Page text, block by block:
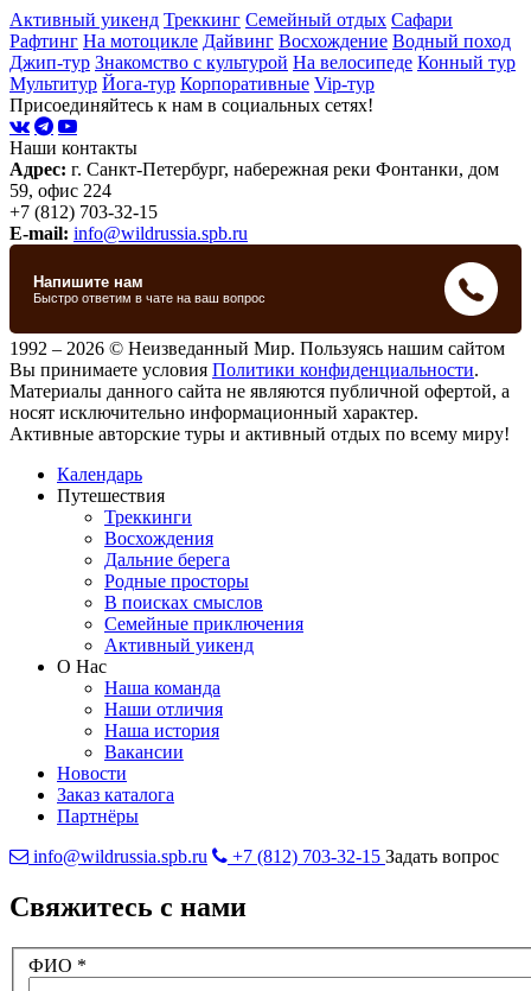
Активный уикенд Треккинг Семейный отдых Сафари
Рафтинг На мотоцикле Дайвинг Восхождение Водный поход
Джип-тур Знакомство с культурой На велосипеде Конный тур
Мультитур Йога-тур Корпоративные Vip-тур
Присоединяйтесь к нам в социальных сетях!
Наши контакты
Адрес: г. Санкт-Петербург, набережная реки Фонтанки, дом
59, офис 224
+7 (812) 703-32-15
E-mail: info@wildrussia.spb.ru
1992 – 2026 © Неизведанный Мир. Пользуясь нашим сайтом
Вы принимаете условия Политики конфиденциальности.
Материалы данного сайта не являются публичной офертой, а
носят исключительно информационный характер.
Активные авторские туры и активный отдых по всему миру!
Календарь
Путешествия
Треккинги
Восхождения
Дальние берега
Родные просторы
В поисках смыслов
Семейные приключения
Активный уикенд
О Нас
Наша команда
Наши отличия
Наша история
Вакансии
Новости
Заказ каталога
Партнёры
info@wildrussia.spb.ru
+7 (812) 703-32-15 Задать вопрос
Свяжитесь с нами
ФИО *